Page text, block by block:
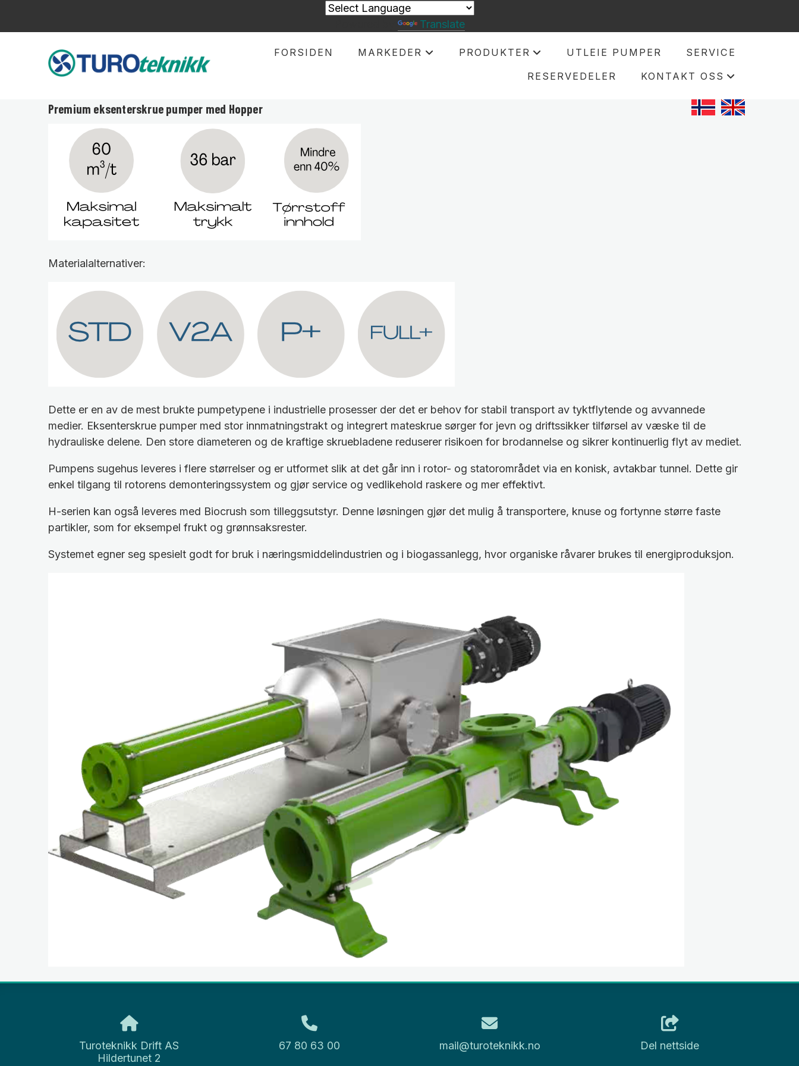
FORSIDEN MARKEDER PRODUKTER UTLEIE PUMPER SERVICE
RESERVEDELER KONTAKT OSS
Premium eksenterskrue pumper med Hopper
Materialalternativer:
Dette er en av de mest brukte pumpetypene i industrielle prosesser der det er behov for stabil transport av tyktflytende og avvannede
medier. Eksenterskrue pumper med stor innmatningstrakt og integrert mateskrue sørger for jevn og driftssikker tilførsel av væske til de
hydrauliske delene. Den store diameteren og de kraftige skruebladene reduserer risikoen for brodannelse og sikrer kontinuerlig flyt av mediet.
Pumpens sugehus leveres i flere størrelser og er utformet slik at det går inn i rotor- og statorområdet via en konisk, avtakbar tunnel. Dette gir
enkel tilgang til rotorens demonteringssystem og gjør service og vedlikehold raskere og mer effektivt.
H-serien kan også leveres med Biocrush som tilleggsutstyr. Denne løsningen gjør det mulig å transportere, knuse og fortynne større faste
partikler, som for eksempel frukt og grønnsaksrester.
Systemet egner seg spesielt godt for bruk i næringsmiddelindustrien og i biogassanlegg, hvor organiske råvarer brukes til energiproduksjon.
Translate
Turoteknikk Drift AS
Hildertunet 2
67 80 63 00 mail@turoteknikk.no Del nettside